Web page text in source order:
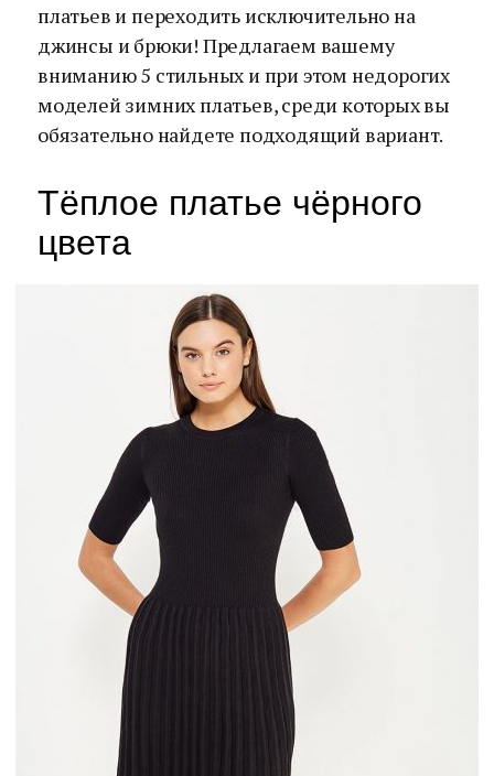
платьев и переходить исключительно на
джинсы и брюки! Предлагаем вашему
вниманию 5 стильных и при этом недорогих
моделей зимних платьев, среди которых вы
обязательно найдете подходящий вариант.
Тёплое платье чёрного
цвета